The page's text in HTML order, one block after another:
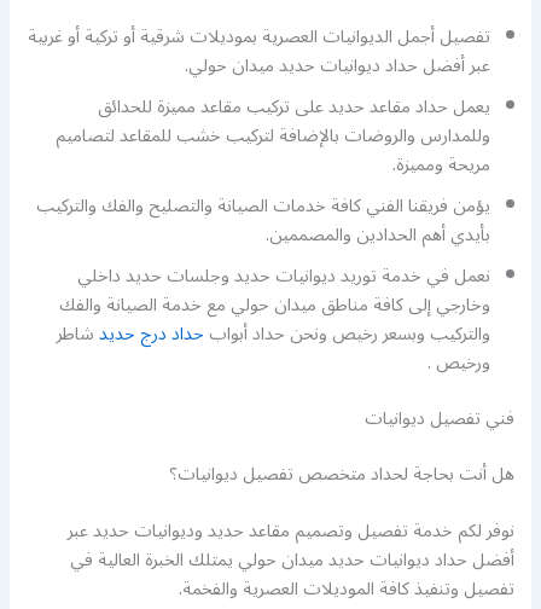
تفصيل أجمل الديوانيات العصرية بموديلات شرقية أو تركية أو غربية
عبر أفضل حداد ديوانيات حديد ميدان حولي.
يعمل حداد مقاعد حديد على تركيب مقاعد مميزة للحدائق
وللمدارس والروضات بالإضافة لتركيب خشب للمقاعد لتصاميم
مريحة ومميزة.
يؤمن فريقنا الفني كافة خدمات الصيانة والتصليح والفك والتركيب
بأيدي أهم الحدادين والمصممين.
نعمل في خدمة توريد ديوانيات حديد وجلسات حديد داخلي
وخارجي إلى كافة مناطق ميدان حولي مع خدمة الصيانة والفك
والتركيب وبسعر رخيص ونحن حداد أبوابحداد درج حديدشاطر
ورخيص .
فني تفصيل ديوانيات
هل أنت بحاجة لحداد متخصص تفصيل ديوانيات؟
نوفر لكم خدمة تفصيل وتصميم مقاعد حديد وديوانيات حديد عبر
أفضل حداد ديوانيات حديد ميدان حولي يمتلك الخبرة العالية في
تفصيل وتنفيذ كافة الموديلات العصرية والفخمة.